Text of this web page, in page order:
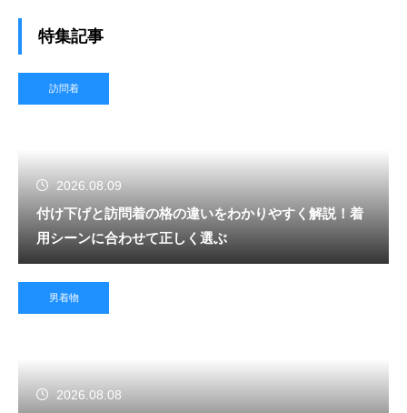
特集記事
訪問着
2026.08.09
付け下げと訪問着の格の違いをわかりやすく解説！着
用シーンに合わせて正しく選ぶ
男着物
2026.08.08